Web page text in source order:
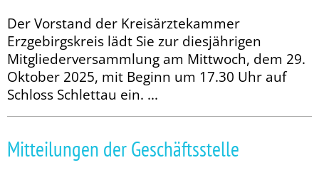
Der Vorstand der Kreisärztekammer
Erzgebirgskreis lädt Sie zur diesjährigen
Mitgliederversammlung am Mittwoch, dem 29.
Oktober 2025, mit Beginn um 17.30 Uhr auf
Schloss Schlettau ein. ...
Mitteilungen der Geschäftsstelle